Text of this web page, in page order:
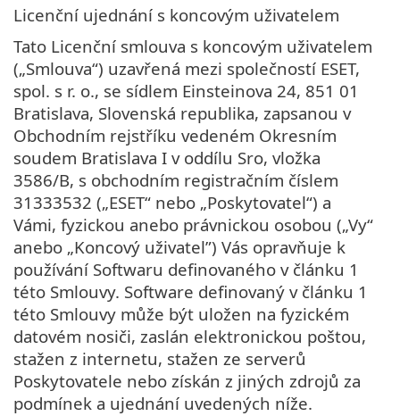
Licenční ujednání s koncovým uživatelem
Tato Licenční smlouva s koncovým uživatelem
(„Smlouva“) uzavřená mezi společností ESET,
spol. s r. o., se sídlem Einsteinova 24, 851 01
Bratislava, Slovenská republika, zapsanou v
Obchodním rejstříku vedeném Okresním
soudem Bratislava I v oddílu Sro, vložka
3586/B, s obchodním registračním číslem
31333532 („ESET“ nebo „Poskytovatel“) a
Vámi, fyzickou anebo právnickou osobou („Vy“
anebo „Koncový uživatel”) Vás opravňuje k
používání Softwaru definovaného v článku 1
této Smlouvy. Software definovaný v článku 1
této Smlouvy může být uložen na fyzickém
datovém nosiči, zaslán elektronickou poštou,
stažen z internetu, stažen ze serverů
Poskytovatele nebo získán z jiných zdrojů za
podmínek a ujednání uvedených níže.